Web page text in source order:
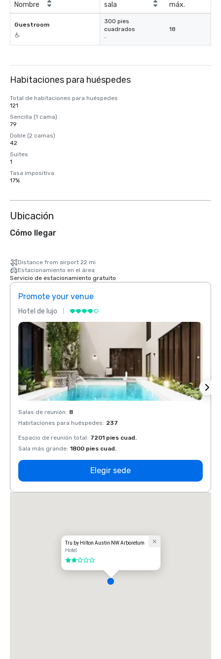
Nombre
sala
máx.
Guestroom
300 pies
cuadrados
-
18
Habitaciones para huéspedes
Total de habitaciones para huéspedes
121
Sencilla (1 cama)
79
Doble (2 camas)
42
Suites
1
Tasa impositiva
17%
Ubicación
Cómo llegar
Distance from airport 22 mi
Estacionamiento en el área
Servicio de estacionamiento gratuito
Promote your venue
Hotel de lujo
Salas de reunión: 8
Habitaciones para huéspedes: 237
Espacio de reunión total: 7201 pies cuad.
Sala más grande: 1800 pies cuad.
Elegir sede
Tru by Hilton Austin NW Arboretum
Hotel
2 de 5